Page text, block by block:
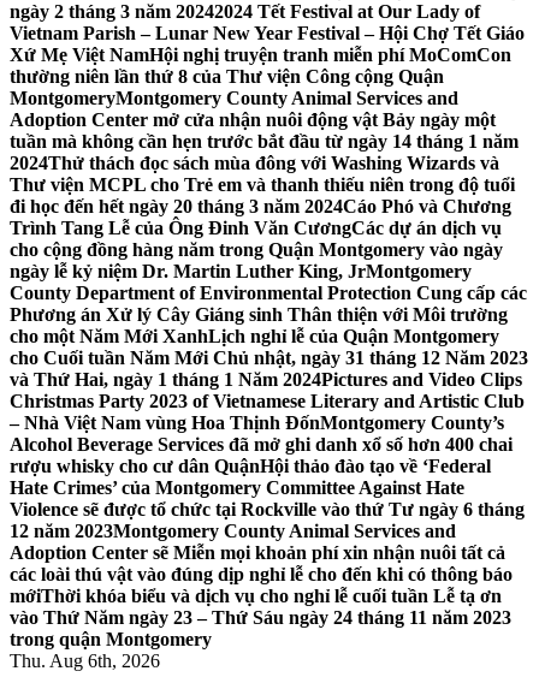
ngày 2 tháng 3 năm 20242024 Tết Festival at Our Lady of
Vietnam Parish – Lunar New Year Festival – Hội Chợ Tết Giáo
Xứ Mẹ Việt NamHội nghị truyện tranh miễn phí MoComCon
thường niên lần thứ 8 của Thư viện Công cộng Quận
MontgomeryMontgomery County Animal Services and
Adoption Center mở cửa nhận nuôi động vật Bảy ngày một
tuần mà không cần hẹn trước bắt đầu từ ngày 14 tháng 1 năm
2024Thử thách đọc sách mùa đông với Washing Wizards và
Thư viện MCPL cho Trẻ em và thanh thiếu niên trong độ tuổi
đi học đến hết ngày 20 tháng 3 năm 2024Cáo Phó và Chương
Trình Tang Lễ của Ông Đinh Văn CươngCác dự án dịch vụ
cho cộng đồng hàng năm trong Quận Montgomery vào ngày
ngày lễ kỷ niệm Dr. Martin Luther King, JrMontgomery
County Department of Environmental Protection Cung cấp các
Phương án Xử lý Cây Giáng sinh Thân thiện với Môi trường
cho một Năm Mới XanhLịch nghỉ lễ của Quận Montgomery
cho Cuối tuần Năm Mới Chủ nhật, ngày 31 tháng 12 Năm 2023
và Thứ Hai, ngày 1 tháng 1 Năm 2024Pictures and Video Clips
Christmas Party 2023 of Vietnamese Literary and Artistic Club
– Nhà Việt Nam vùng Hoa Thịnh ĐốnMontgomery County’s
Alcohol Beverage Services đã mở ghi danh xổ số hơn 400 chai
rượu whisky cho cư dân QuậnHội thảo đào tạo về ‘Federal
Hate Crimes’ của Montgomery Committee Against Hate
Violence sẽ được tổ chức tại Rockville vào thứ Tư ngày 6 tháng
12 năm 2023Montgomery County Animal Services and
Adoption Center sẽ Miễn mọi khoản phí xin nhận nuôi tất cả
các loài thú vật vào đúng dịp nghỉ lễ cho đến khi có thông báo
mớiThời khóa biểu và dịch vụ cho nghỉ lễ cuối tuần Lễ tạ ơn
vào Thứ Năm ngày 23 – Thứ Sáu ngày 24 tháng 11 năm 2023
trong quận Montgomery
Thu. Aug 6th, 2026